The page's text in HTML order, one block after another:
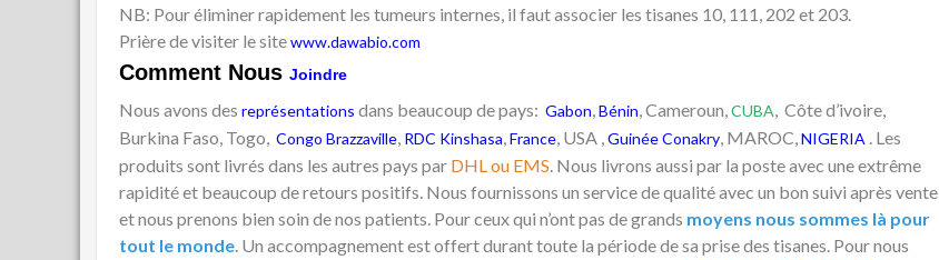
NB: Pour éliminer rapidement les tumeurs internes, il faut associer les tisanes 10, 111, 202 et 203.
Prière de visiter le sitewww.dawabio.com
Comment Nous Joindre
Nous avons des représentations dans beaucoup de pays: Gabon,Bénin, Cameroun,CUBA, Côte d’ivoire,
Burkina Faso, Togo, Congo Brazzaville, RDC Kinshasa,France, USA ,Guinée Conakry, MAROC,NIGERIA . Les
produits sont livrés dans les autres pays par DHL ou EMS. Nous livrons aussi par la poste avec une extrême
rapidité et beaucoup de retours positifs. Nous fournissons un service de qualité avec un bon suivi après vente
et nous prenons bien soin de nos patients. Pour ceux qui n’ont pas de grands moyens nous sommes là pour
tout le monde. Un accompagnement est offert durant toute la période de sa prise des tisanes. Pour nous